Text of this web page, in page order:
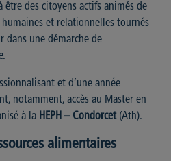
être des citoyens actifs animés de
et relationnelles tournés
dans une démarche de
et d’une année
notamment, accès au Master en
à la HEPH – Condorcet(Ath).
alimentaires